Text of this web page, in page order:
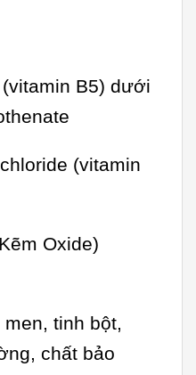
B5) dưới
(vitamin
Oxide)
tinh bột,
chất bảo